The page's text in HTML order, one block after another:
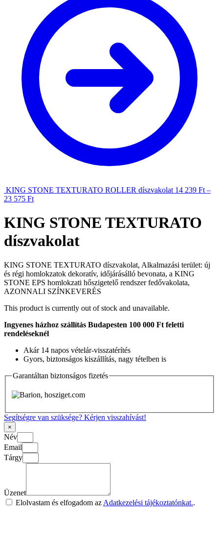
KING STONE TEXTURATO ROLLER díszvakolat 14 239 Ft –
23 575 Ft
KING STONE TEXTURATO
díszvakolat
KING STONE TEXTURATO díszvakolat, Alkalmazási terület: új
és régi homlokzatok dekoratív, időjárásálló bevonata, a KING
STONE EPS homlokzati hőszigetelő rendszer fedővakolata,
AZONNALI SZÍNKEVERÉS
This product is currently out of stock and unavailable.
Ingyenes házhoz szállítás Budapesten 100 000 Ft feletti
rendeléseknél
Akár 14 napos vételár-visszatérítés
Gyors, biztonságos kiszállítás, nagy tételben is
Garantáltan biztonságos fizetés
Segítségre van szüksége? Kérjen visszahívást!
×
Név
Email
Tárgy
Üzenet
Elolvastam és elfogadom az Adatkezelési tájékoztatónkat..